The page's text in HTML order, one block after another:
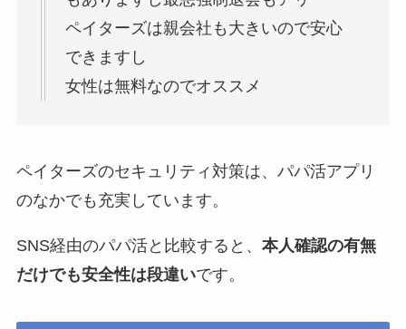
ペイターズは親会社も大きいので安心
できますし
女性は無料なのでオススメ
ペイターズのセキュリティ対策は、パパ活アプリ
のなかでも充実しています。
SNS経由のパパ活と比較すると、 本人確認の有無
だけでも安全性は段違いです。